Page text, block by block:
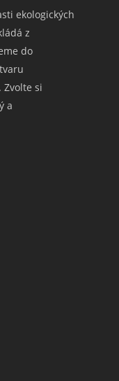
ekologických
z
do
si
a